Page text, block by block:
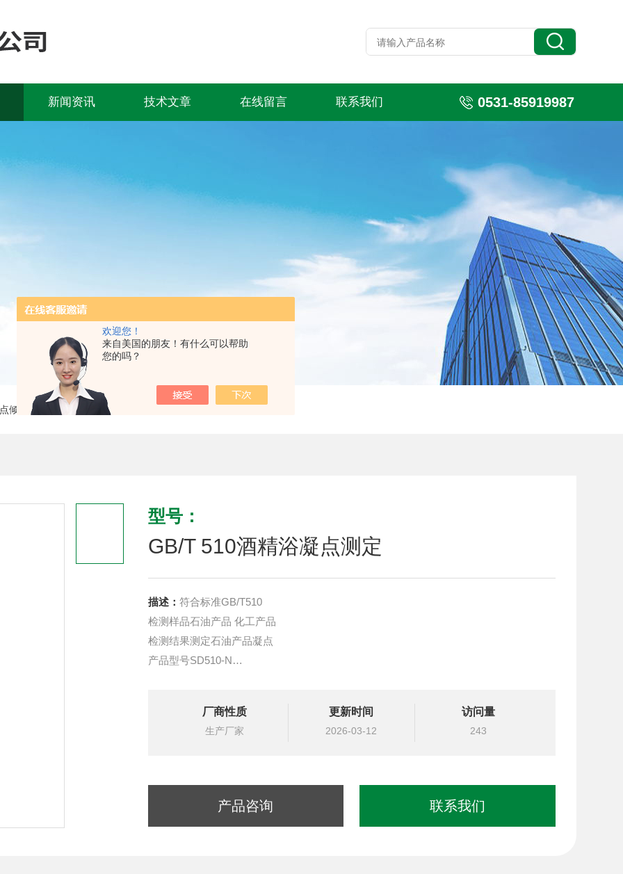
欢迎您！
来自美国的朋友！有什么可以帮助
您的吗？
新闻资讯 技术文章 在线留言 联系我们 0531-85919987
倾点冷滤点 仪 > GB/T 510酒精浴凝点测定
型号：
GB/T 510酒精浴凝点测定
描述： 符合标准GB/T510
检测样品石油产品 化工产品
检测结果测定石油产品凝点
产品型号SD510-N
厂商性质
生产厂家
更新时间
2026-03-12
访问量
243
产品咨询 联系我们